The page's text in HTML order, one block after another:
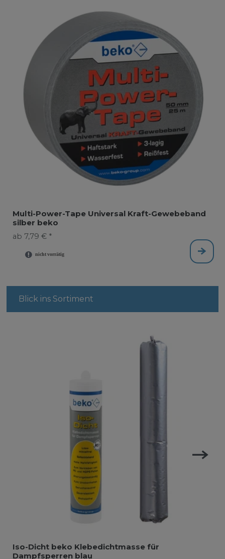
Multi-Power-Tape Universal Kraft-Gewebeband
silber beko
ab 7,79 € *
Blick ins Sortiment
Iso-Dicht beko Klebedichtmasse für
Dampfsperren blau